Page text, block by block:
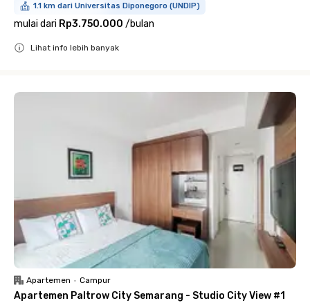
1.1 km dari Universitas Diponegoro (UNDIP)
mulai dari Rp3.750.000 /bulan
Lihat info lebih banyak
Apartemen • Campur
Apartemen Paltrow City Semarang - Studio City View #1